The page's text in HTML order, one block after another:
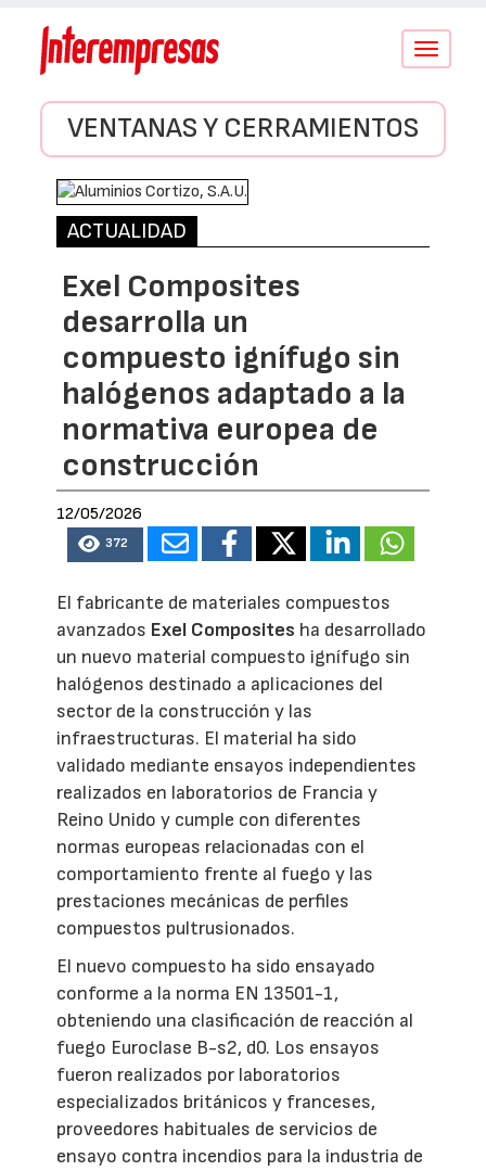
Conmutar
VENTANAS Y CERRAMIENTOS
ACTUALIDAD
Exel Composites
desarrolla un
compuesto ignífugo sin
halógenos adaptado a la
normativa europea de
construcción
12/05/2026
372
El fabricante de materiales compuestos
avanzados Exel Composites ha desarrollado
un nuevo material compuesto ignífugo sin
halógenos destinado a aplicaciones del
sector de la construcción y las
infraestructuras. El material ha sido
validado mediante ensayos independientes
realizados en laboratorios de Francia y
Reino Unido y cumple con diferentes
normas europeas relacionadas con el
comportamiento frente al fuego y las
prestaciones mecánicas de perfiles
compuestos pultrusionados.
El nuevo compuesto ha sido ensayado
conforme a la norma EN 13501-1,
obteniendo una clasificación de reacción al
fuego Euroclase B-s2, d0. Los ensayos
fueron realizados por laboratorios
especializados británicos y franceses,
proveedores habituales de servicios de
ensayo contra incendios para la industria de